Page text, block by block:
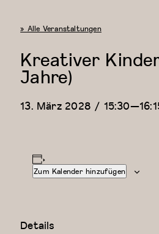
« Alle Veranstaltungen
Kreativer
Jahre)
13. März 2028 / 15:30—
Zum Kalender hinzufügen
Details